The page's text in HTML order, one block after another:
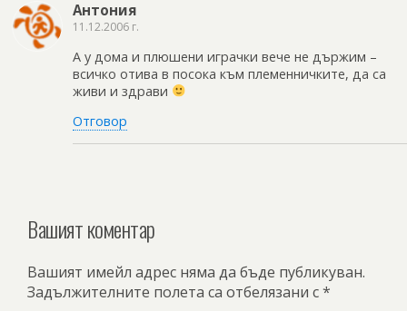
Антония
11.12.2006 г.
А у дома и плюшени играчки вече не държим –
всичко отива в посока към племенничките, да са
живи и здрави
Отговор
Вашият коментар
Вашият имейл адрес няма да бъде публикуван.
Задължителните полета са отбелязани с*